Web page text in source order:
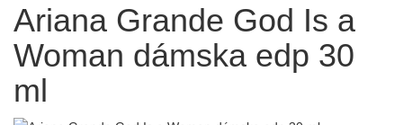
Ariana Grande God Is a
Woman dámska edp 30
ml